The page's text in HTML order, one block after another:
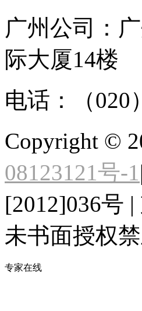
广州公司：
际大厦14楼
电话：（020
Copyright ©
08123121号-1
[2012]036号
未书面授权
专家在线